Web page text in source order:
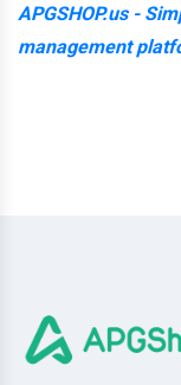
APGSHOP.us -
management